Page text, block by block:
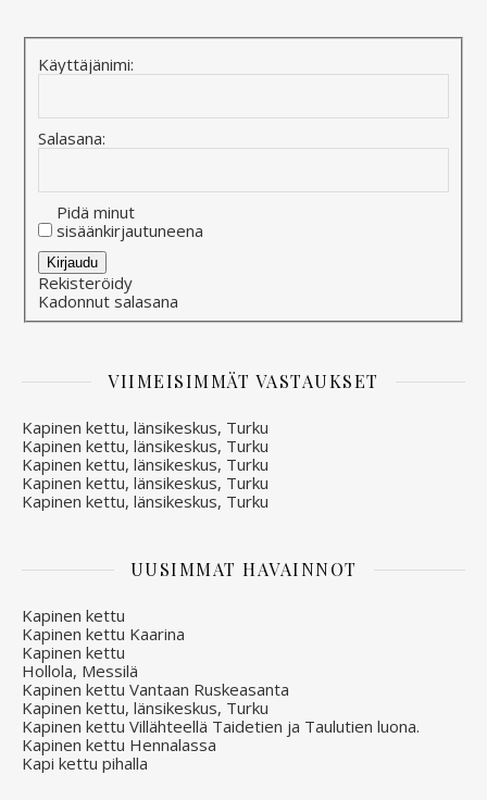
Käyttäjänimi:
Salasana:
Pidä minut
sisäänkirjautuneena
Alternative:
Kirjaudu
Rekisteröidy
Kadonnut salasana
VIIMEISIMMÄT VASTAUKSET
Kapinen kettu, länsikeskus, Turku
Kapinen kettu, länsikeskus, Turku
Kapinen kettu, länsikeskus, Turku
Kapinen kettu, länsikeskus, Turku
Kapinen kettu, länsikeskus, Turku
UUSIMMAT HAVAINNOT
Kapinen kettu
Kapinen kettu Kaarina
Kapinen kettu
Hollola, Messilä
Kapinen kettu Vantaan Ruskeasanta
Kapinen kettu, länsikeskus, Turku
Kapinen kettu Villähteellä Taidetien ja Taulutien luona.
Kapinen kettu Hennalassa
Kapi kettu pihalla